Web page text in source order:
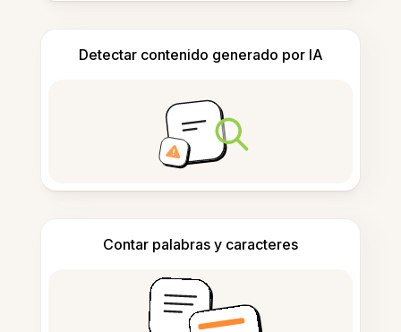
Detectar contenido generado por IA
Contar palabras y caracteres